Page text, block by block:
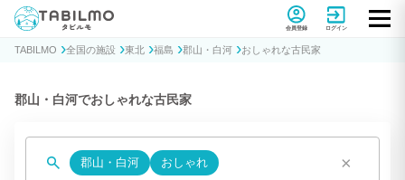
貸別荘コテージ・一棟貸し宿泊予約サイトTABILMO(タビルモ)
会員登録 ログイン
TABILMO 全国の施設 東北 福島 郡山・白河 おしゃれな古民家
郡山・白河でおしゃれな古民家
郡山・白河 おしゃれ ×